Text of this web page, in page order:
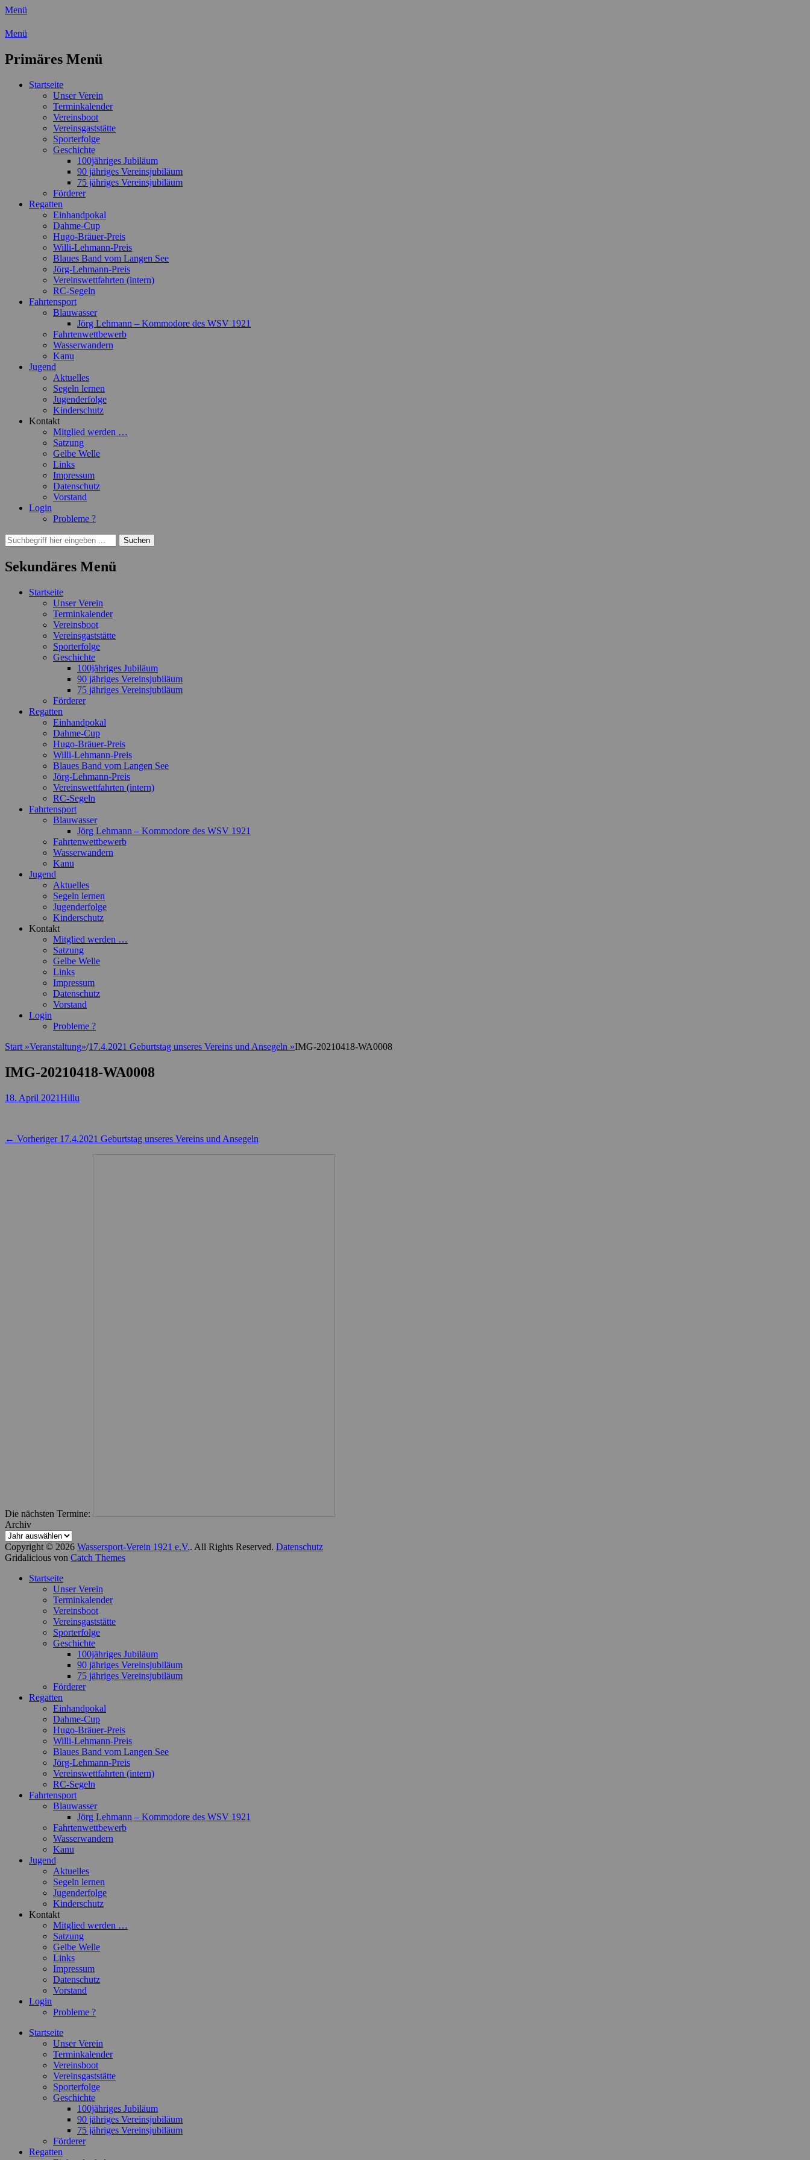
Menü
Wassersport-Verein 1921 e.V.
Menü
Primäres Menü
Zum
Startseite
Unser Verein
Terminkalender
Vereinsboot
Vereinsgaststätte
Sporterfolge
Geschichte
100jähriges Jubiläum
90 jähriges Vereinsjubiläum
75 jähriges Vereinsjubiläum
Förderer
Regatten
Einhandpokal
Dahme-Cup
Hugo-Bräuer-Preis
Willi-Lehmann-Preis
Blaues Band vom Langen See
Jörg-Lehmann-Preis
Vereinswettfahrten (intern)
RC-Segeln
Fahrtensport
Blauwasser
Jörg Lehmann – Kommodore des WSV 1921
Fahrtenwettbewerb
Wasserwandern
Kanu
Jugend
Aktuelles
Segeln lernen
Jugenderfolge
Kinderschutz
Kontakt
Mitglied werden …
Satzung
Gelbe Welle
Links
Impressum
Datenschutz
Vorstand
Login
Probleme ?
Suchen
Suchen
nach:
Sekundäres Menü
Zum
Startseite
Unser Verein
Terminkalender
Vereinsboot
Vereinsgaststätte
Sporterfolge
Geschichte
100jähriges Jubiläum
90 jähriges Vereinsjubiläum
75 jähriges Vereinsjubiläum
Förderer
Regatten
Einhandpokal
Dahme-Cup
Hugo-Bräuer-Preis
Willi-Lehmann-Preis
Blaues Band vom Langen See
Jörg-Lehmann-Preis
Vereinswettfahrten (intern)
RC-Segeln
Fahrtensport
Blauwasser
Jörg Lehmann – Kommodore des WSV 1921
Fahrtenwettbewerb
Wasserwandern
Kanu
Jugend
Aktuelles
Segeln lernen
Jugenderfolge
Kinderschutz
Kontakt
Mitglied werden …
Satzung
Gelbe Welle
Links
Impressum
Datenschutz
Vorstand
Login
Probleme ?
Start »Veranstaltung»/17.4.2021 Geburtstag unseres Vereins und Ansegeln »IMG-20210418-WA0008
IMG-20210418-WA0008
Posted
18. April 2021Autor
Hillu
Beitragsnavigation
← Vorheriger Vorheriger
17.4.2021 Geburtstag unseres Vereins und Ansegeln
Die nächsten Termine:
Archiv
Copyright © 2026 Wassersport-Verein 1921 e.V.. All Rights Reserved. Datenschutz
Gridalicious von Catch Themes
oben
Startseite
Unser Verein
Terminkalender
Vereinsboot
Vereinsgaststätte
Sporterfolge
Geschichte
100jähriges Jubiläum
90 jähriges Vereinsjubiläum
75 jähriges Vereinsjubiläum
Förderer
Regatten
Einhandpokal
Dahme-Cup
Hugo-Bräuer-Preis
Willi-Lehmann-Preis
Blaues Band vom Langen See
Jörg-Lehmann-Preis
Vereinswettfahrten (intern)
RC-Segeln
Fahrtensport
Blauwasser
Jörg Lehmann – Kommodore des WSV 1921
Fahrtenwettbewerb
Wasserwandern
Kanu
Jugend
Aktuelles
Segeln lernen
Jugenderfolge
Kinderschutz
Kontakt
Mitglied werden …
Satzung
Gelbe Welle
Links
Impressum
Datenschutz
Vorstand
Login
Probleme ?
Startseite
Unser Verein
Terminkalender
Vereinsboot
Vereinsgaststätte
Sporterfolge
Geschichte
100jähriges Jubiläum
90 jähriges Vereinsjubiläum
75 jähriges Vereinsjubiläum
Förderer
Regatten